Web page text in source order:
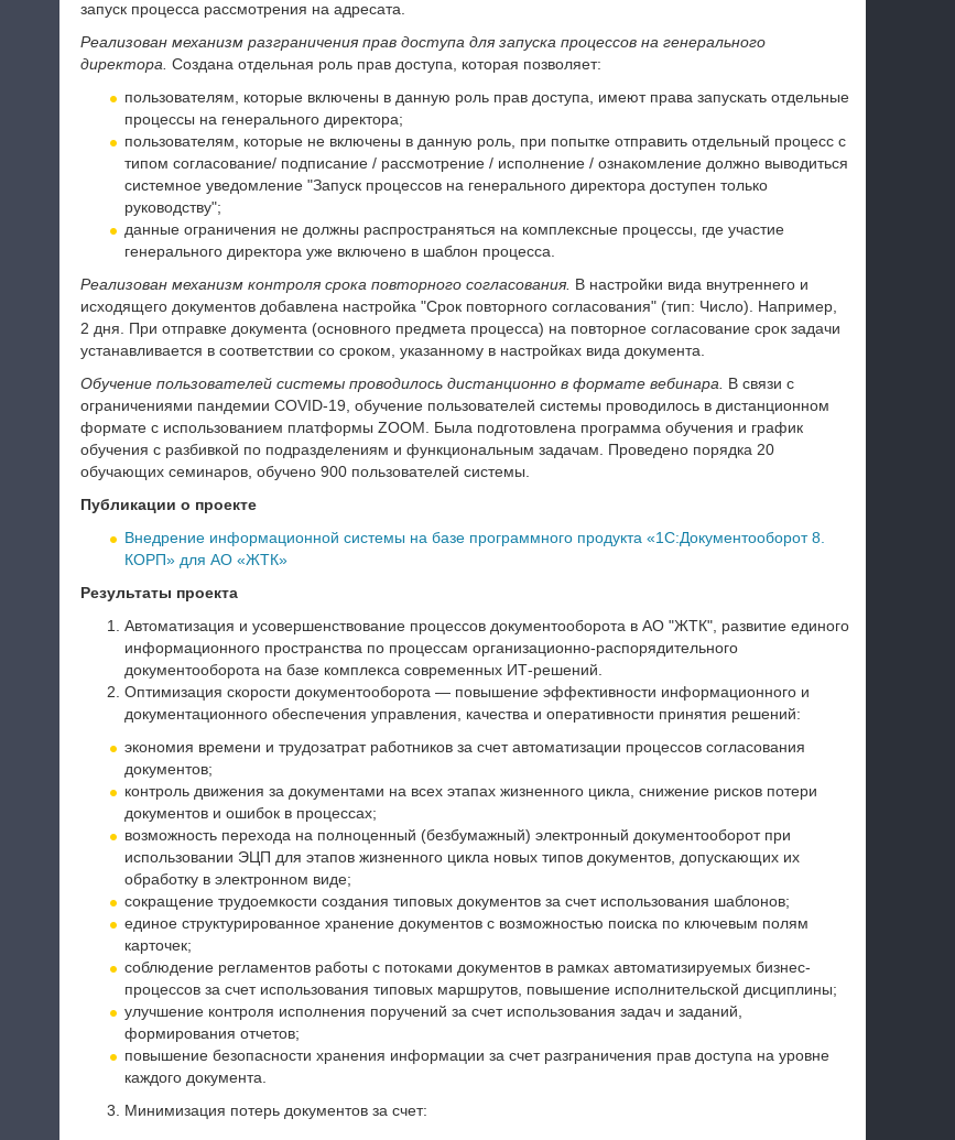
запуск процесса рассмотрения на адресата.
Реализован механизм разграничения прав доступа для запуска процессов на генерального
директора. Создана отдельная роль прав доступа, которая позволяет:
пользователям, которые включены в данную роль прав доступа, имеют права запускать отдельные
процессы на генерального директора;
пользователям, которые не включены в данную роль, при попытке отправить отдельный процесс с
типом согласование/ подписание / рассмотрение / исполнение / ознакомление должно выводиться
системное уведомление "Запуск процессов на генерального директора доступен только
руководству";
данные ограничения не должны распространяться на комплексные процессы, где участие
генерального директора уже включено в шаблон процесса.
Реализован механизм контроля срока повторного согласования. В настройки вида внутреннего и
исходящего документов добавлена настройка "Срок повторного согласования" (тип: Число). Например,
2 дня. При отправке документа (основного предмета процесса) на повторное согласование срок задачи
устанавливается в соответствии со сроком, указанному в настройках вида документа.
Обучение пользователей системы проводилось дистанционно в формате вебинара.
В связи с
ограничениями пандемии СOVID-19, обучение пользователей системы проводилось в дистанционном
формате с использованием платформы ZOOM. Была подготовлена программа обучения и график
обучения с разбивкой по подразделениям и функциональным задачам. Проведено порядка 20
обучающих семинаров, обучено 900 пользователей системы.
Публикации о проекте
Внедрение информационной системы на базе программного продукта «1С:Документооборот 8.
КОРП» для АО «ЖТК»
Результаты проекта
Автоматизация и усовершенствование процессов документооборота в АО "ЖТК", развитие единого
информационного пространства по процессам организационно-распорядительного
документооборота на базе комплекса современных ИТ-решений.
Оптимизация скорости документооборота — повышение эффективности информационного и
документационного обеспечения управления, качества и оперативности принятия решений:
экономия времени и трудозатрат работников за счет автоматизации процессов согласования
документов;
контроль движения за документами на всех этапах жизненного цикла, снижение рисков потери
документов и ошибок в процессах;
возможность перехода на полноценный (безбумажный) электронный документооборот при
использовании ЭЦП для этапов жизненного цикла новых типов документов, допускающих их
обработку в электронном виде;
сокращение трудоемкости создания типовых документов за счет использования шаблонов;
единое структурированное хранение документов с возможностью поиска по ключевым полям
карточек;
соблюдение регламентов работы с потоками документов в рамках автоматизируемых бизнес-
процессов за счет использования типовых маршрутов, повышение исполнительской дисциплины;
улучшение контроля исполнения поручений за счет использования задач и заданий,
формирования отчетов;
повышение безопасности хранения информации за счет разграничения прав доступа на уровне
каждого документа.
Минимизация потерь документов за счет: